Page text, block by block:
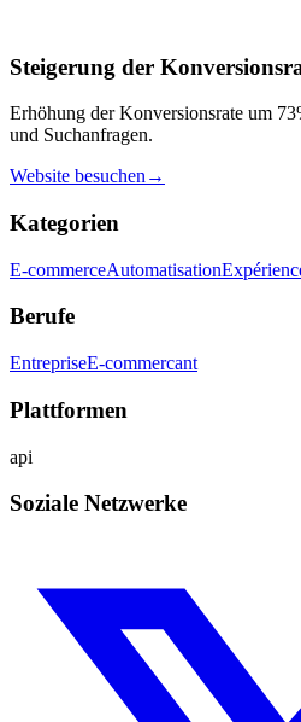
Steigerung der
Erhöhung der Konversionsrate um
und Suchanfragen.
Website besuchen →
Kategorien
E-commerceAutomatisation
Berufe
EntrepriseE-commercant
Plattformen
api
Soziale Netzwerke